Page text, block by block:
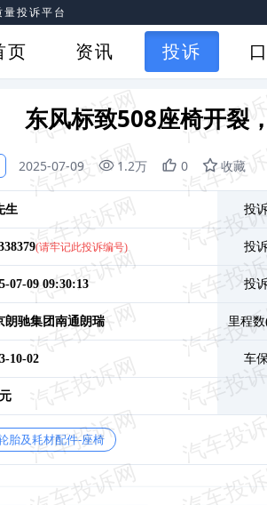
投诉平台
页 资讯 投诉
东风标致508座椅开裂
2025-07-09 1.2万 0 收藏
生 投
(请牢记此投诉编号) 投
07-09 09:30:13 投
朗驰集团南通朗瑞 里程
10-02 车
胎及耗材配件-座椅